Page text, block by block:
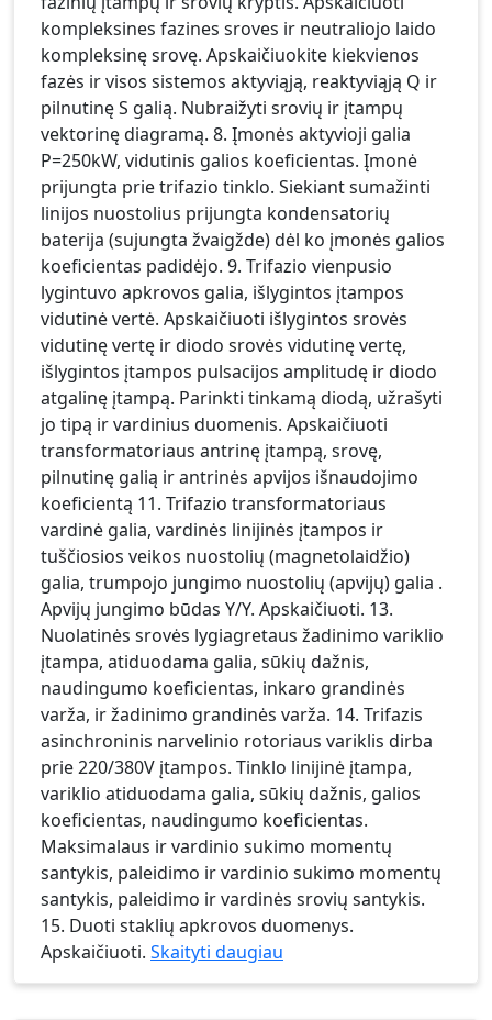
kompleksines fazines sroves ir neutraliojo laido
kompleksinę srovę. Apskaičiuokite kiekvienos
fazės ir visos sistemos aktyviąją, reaktyviąją Q ir
pilnutinę S galią. Nubraižyti srovių ir įtampų
vektorinę diagramą. 8. Įmonės aktyvioji galia
P=250kW, vidutinis galios koeficientas. Įmonė
prijungta prie trifazio tinklo. Siekiant sumažinti
linijos nuostolius prijungta kondensatorių
baterija (sujungta žvaigžde) dėl ko įmonės galios
koeficientas padidėjo. 9. Trifazio vienpusio
lygintuvo apkrovos galia, išlygintos įtampos
vidutinė vertė. Apskaičiuoti išlygintos srovės
vidutinę vertę ir diodo srovės vidutinę vertę,
išlygintos įtampos pulsacijos amplitudę ir diodo
atgalinę įtampą. Parinkti tinkamą diodą, užrašyti
jo tipą ir vardinius duomenis. Apskaičiuoti
transformatoriaus antrinę įtampą, srovę,
pilnutinę galią ir antrinės apvijos išnaudojimo
koeficientą 11. Trifazio transformatoriaus
vardinė galia, vardinės linijinės įtampos ir
tuščiosios veikos nuostolių (magnetolaidžio)
galia, trumpojo jungimo nuostolių (apvijų) galia .
Apvijų jungimo būdas Y/Y. Apskaičiuoti. 13.
Nuolatinės srovės lygiagretaus žadinimo variklio
įtampa, atiduodama galia, sūkių dažnis,
naudingumo koeficientas, inkaro grandinės
varža, ir žadinimo grandinės varža. 14. Trifazis
asinchroninis narvelinio rotoriaus variklis dirba
prie 220/380V įtampos. Tinklo linijinė įtampa,
variklio atiduodama galia, sūkių dažnis, galios
koeficientas, naudingumo koeficientas.
Maksimalaus ir vardinio sukimo momentų
santykis, paleidimo ir vardinio sukimo momentų
santykis, paleidimo ir vardinės srovių santykis.
15. Duoti staklių apkrovos duomenys.
Apskaičiuoti. Skaityti daugiau